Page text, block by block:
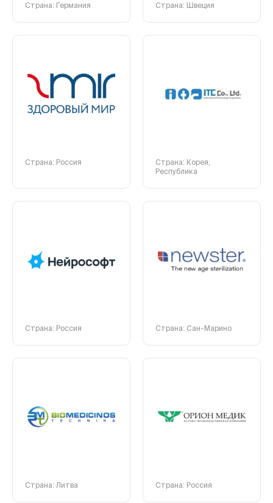
Страна: Германия Страна: Швеция
Страна: Россия
Страна: Корея,
Республика
Страна: Россия Страна: Сан-Марино
Страна: Литва Страна: Россия